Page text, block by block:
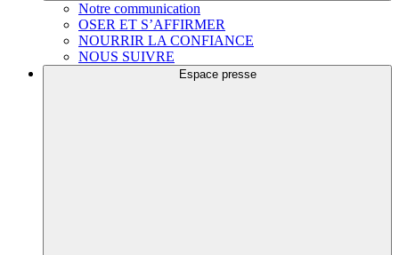
Notre communication
OSER ET S’AFFIRMER
NOURRIR LA CONFIANCE
NOUS SUIVRE
Espace presse